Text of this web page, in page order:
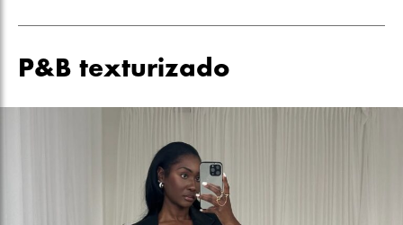
P&B texturizado